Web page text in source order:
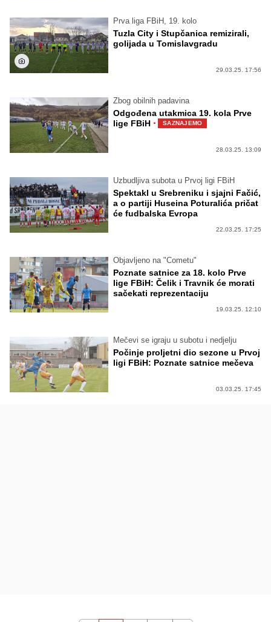
Prva liga FBiH, 19. kolo
Tuzla City i Stupčanica remizirali,
golijada u Tomislavgradu
29.03.25. 17:56
Zbog obilnih padavina
Odgođena utakmica 19. kola Prve
lige FBiH · SAZNAJEMO
28.03.25. 13:09
Uzbudljiva subota u Prvoj ligi FBiH
Spektakl u Srebreniku i sjajni Fačić,
a o partiji Huseina Poturalića pričat
će fudbalska Evropa
22.03.25. 17:25
Objavljeno na "Cometu"
Poznate satnice za 18. kolo Prve
lige FBiH: Čelik i Travnik će morati
sačekati reprezentaciju
19.03.25. 12:10
Mečevi se igraju u subotu i nedjelju
Počinje proljetni dio sezone u Prvoj
ligi FBiH: Poznate satnice mečeva
03.03.25. 17:45